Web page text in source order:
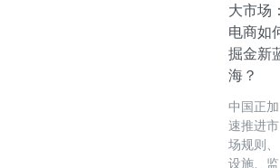
大市场：
电商如
掘金新
海？
中国正加
速推进市
场规则、
设施、监